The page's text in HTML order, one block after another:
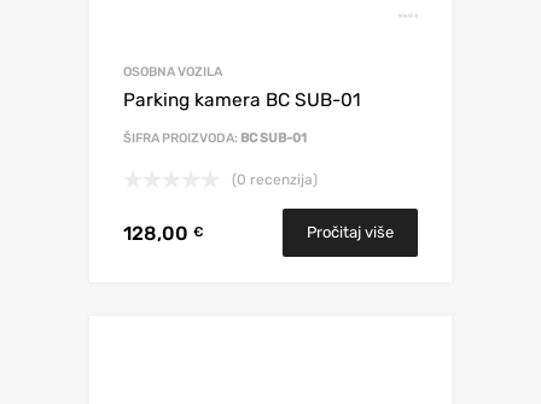
OSOBNA VOZILA
Parking kamera BC SUB-01
ŠIFRA PROIZVODA: BC SUB-01
(0 recenzija)
128,00 € Pročitaj više